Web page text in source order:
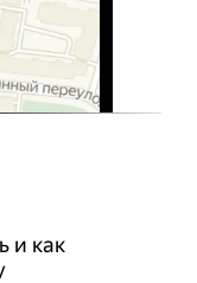
и как